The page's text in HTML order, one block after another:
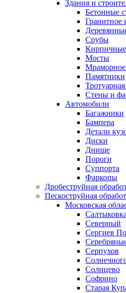
Здания и
Бетонные
Гранитное
Срубы
Мосты
Памятники
Стены и
Автомобили
Багажники
Бампера
Детали
Диски
Днище
Пороги
Суппорта
Фаркопы
Дробеструйная
Пескоструйная
Московская
Салтыковка
Северный
Сергиев
Серпухов
Солнцево
Софрино
Старая